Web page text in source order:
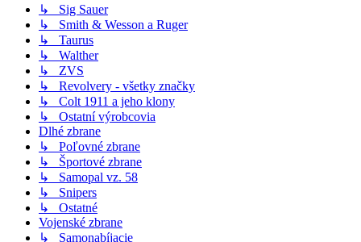
↳ Sig Sauer
↳ Smith & Wesson a Ruger
↳ Taurus
↳ Walther
↳ ZVS
↳ Revolvery - všetky značky
↳ Colt 1911 a jeho klony
↳ Ostatní výrobcovia
Dlhé zbrane
↳ Poľovné zbrane
↳ Športové zbrane
↳ Samopal vz. 58
↳ Snipers
↳ Ostatné
Vojenské zbrane
↳ Samonabíjacie